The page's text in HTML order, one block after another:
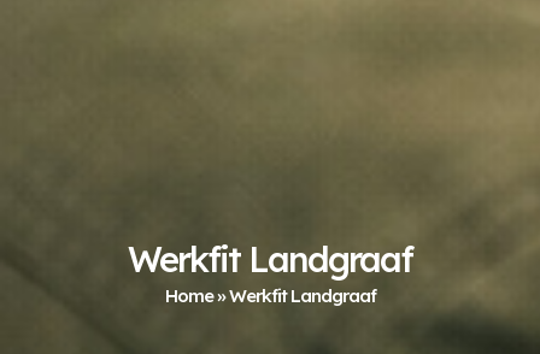
Werkfit Landgraaf
Home»Werkfit Landgraaf